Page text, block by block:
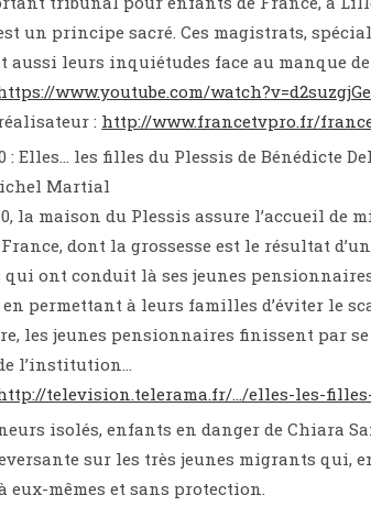
un principe sacré. Ces magistrats,
aussi leurs inquiétudes face au manque
www.youtube.com/
: http://www.francetvpro.fr/
: Elles… les filles du Plessis de Bénédicte
Martial
la maison du Plessis assure l’accueil
dont la grossesse est le résultat
ont conduit là ses jeunes
permettant à leurs familles d’éviter le
les jeunes pensionnaires finissent par
l’institution…
television.telerama.fr/…/elles-les-
isolés, enfants en danger de Chiara
sur les très jeunes migrants qui,
eux-mêmes et sans protection.